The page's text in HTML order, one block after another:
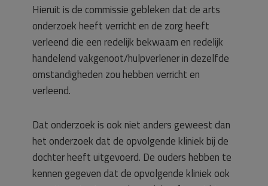
Hieruit is de commissie gebleken dat de arts
onderzoek heeft verricht en de zorg heeft
verleend die een redelijk bekwaam en redelijk
handelend vakgenoot/hulpverlener in dezelfde
omstandigheden zou hebben verricht en
verleend.
Dat onderzoek is ook niet anders geweest dan
het onderzoek dat de opvolgende kliniek bij de
dochter heeft uitgevoerd. De ouders hebben te
kennen gegeven dat de opvolgende kliniek ook